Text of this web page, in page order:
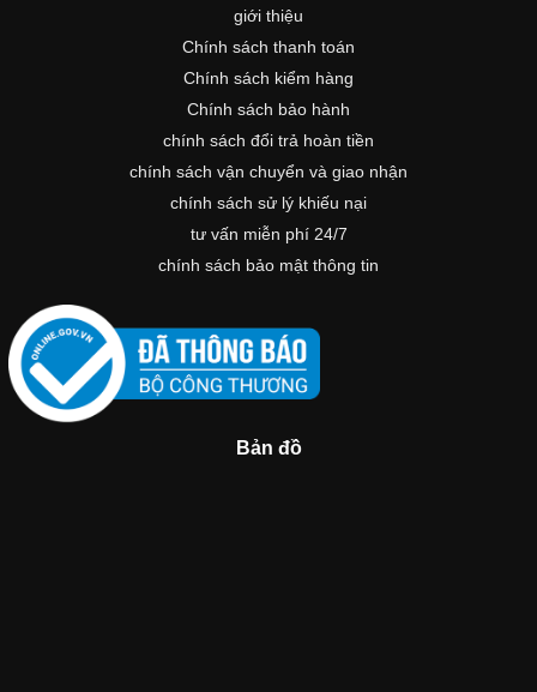
giới thiệu
Chính sách thanh toán
Chính sách kiểm hàng
Chính sách bảo hành
chính sách đổi trả hoàn tiền
chính sách vận chuyển và giao nhận
chính sách sử lý khiếu nại
tư vấn miễn phí 24/7
chính sách bảo mật thông tin
Bản đồ